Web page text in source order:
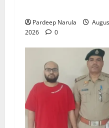
Pardeep Narula
2026
0